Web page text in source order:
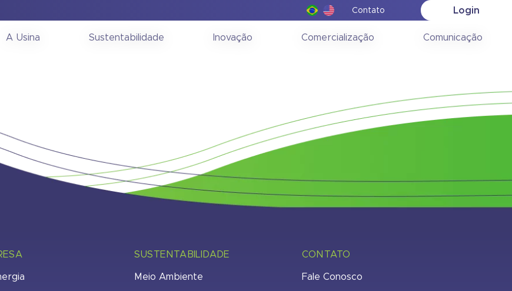
Contato Login
A Usina Sustentabilidade Inovação Comercialização Comunicação
de Administração
SUSTENTABILIDADE
Meio Ambiente
CONTATO
Fale Conosco